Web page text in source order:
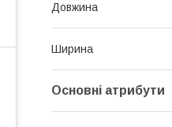
Довжина
Ширина
Основні атрибути